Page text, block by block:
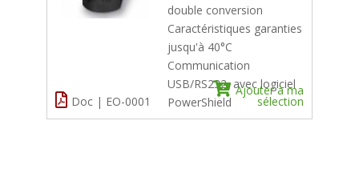
double conversion
Caractéristiques garanties
jusqu'à 40°C
Communication
USB/RS232, avec logiciel
PowerShield
Ajouter à ma
sélection
Doc | EO-0001